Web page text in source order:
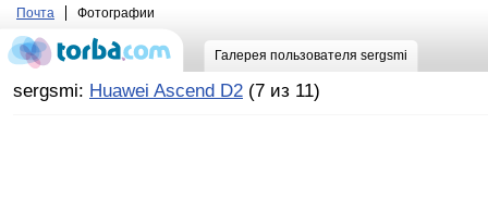
Почта Фотографии
Галерея пользователя sergsmi
sergsmi: Huawei Ascend D2 (7 из 11)